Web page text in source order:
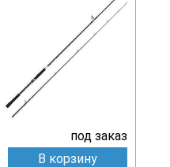
под заказ
В корзину